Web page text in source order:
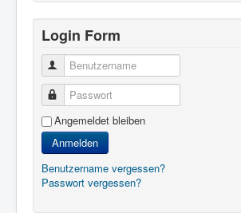
Login Form
Benutzername
Passwort
Angemeldet bleiben
Anmelden
Benutzername vergessen?
Passwort vergessen?